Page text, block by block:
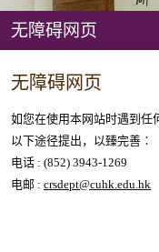
无障碍网页
障
碍
网
页
无障碍网页
如您在使用本网站时遇到任
以下途径提出，以臻完善∶
电话 : (852) 3943-1269
电邮 : crsdept@cuhk.edu.hk